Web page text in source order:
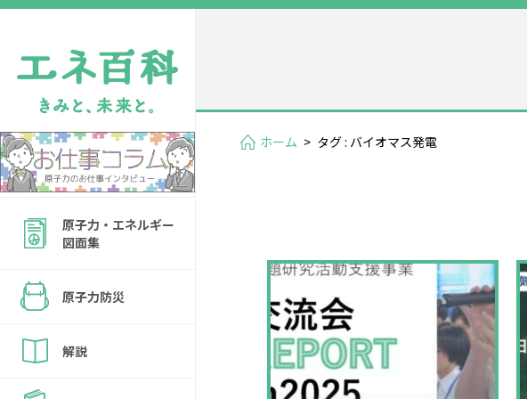
原子力・エネルギー
図面集
原子力防災
解説
ホーム > タグ : バイオマス発電